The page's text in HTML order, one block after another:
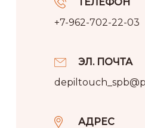
+7-962-702-22-03
ЭЛ. ПОЧТА
АДРЕС